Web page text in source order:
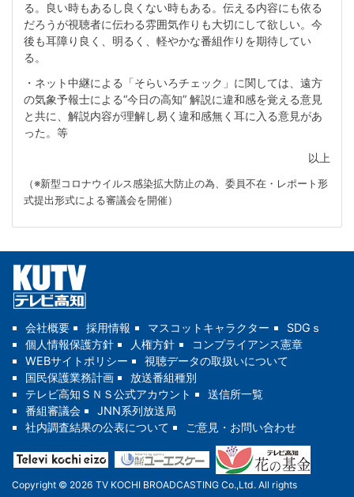
る。良い時もあるし良くない時もある。伝える内容にも依る
だろうが視聴者に伝わる雰囲気作りも大切にして欲しい。今
後も耳障り良く、明るく、軽やかな番組作りを期待してい
る。
・ネット中継による「そらいろチェック」に関しては、遠方
の気象予報士による“今日の高知” 解説に違和感を覚える意見
と共に、解説内容が理解し易く違和感無く耳に入る意見があ
った。等
以上
（※新型コロナウイルス感染拡大防止の為、委員不在・レポート形
式提出形式による審議会を開催）
会社概要 採用情報 マスコットキャラクター
SDGｓ
個人情報保護方針
人権方針
コンプライアンス憲章
WEBサイトポリシー
視聴データの取扱いについて
国民保護業務計画
放送番組種別
テレビ高知ＳＮＳ公式アカウント
送信所一覧
番組審議会
JNN系列放送局
社内調査結果の公表について
ご意見・お問い合わせ
Copyright © 2026 TV KOCHI BROADCASTING Co.,Ltd. All rights